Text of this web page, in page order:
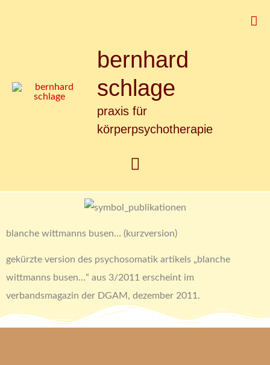
bernhard
schlage
praxis für
körperpsychotherapie
Hauptmenü
blanche wittmanns busen… (kurzversion)
gekürzte version des psychosomatik artikels „blanche
wittmanns busen…“ aus 3/2011 erscheint im
verbandsmagazin der DGAM, dezember 2011.